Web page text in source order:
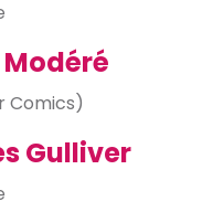
Comics)
Gulliver